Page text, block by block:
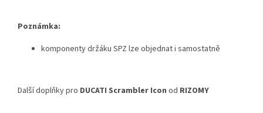
Poznámka:
komponenty držáku SPZ lze objednat i samostatně
Další doplňky pro DUCATI Scrambler Icon od RIZOMY